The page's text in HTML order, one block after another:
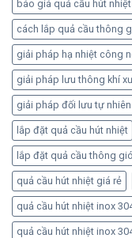
báo giá quả cầu hút
cách lắp quả cầu thông
giải pháp hạ nhiệt công
giải pháp lưu thông khí
giải pháp đối lưu tự nhiên
lắp đặt quả cầu hút nhiệt
lắp đặt quả cầu thông
quả cầu hút nhiệt giá rẻ
quả cầu hút nhiệt inox
quả cầu hút nhiệt inox